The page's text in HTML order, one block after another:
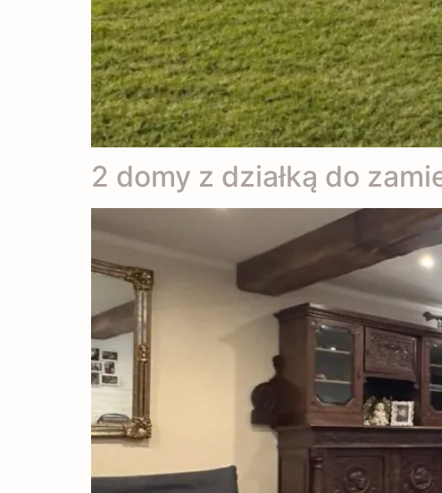
2 domy z działką do